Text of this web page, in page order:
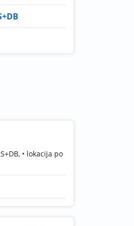
• lokacija po